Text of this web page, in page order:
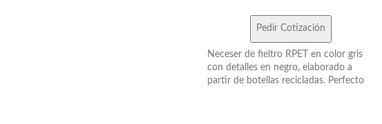
Pedir Cotización
Neceser de fieltro RPET en color gris
con detalles en negro, elaborado a
partir de botellas recicladas. Perfecto